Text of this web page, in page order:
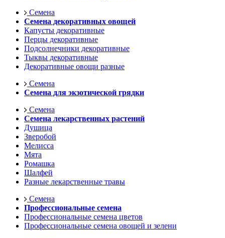
Семена
Семена декоративных овощей
Капусты декоративные
Перцы декоративные
Подсолнечники декоративные
Тыквы декоративные
Декоративные овощи разные
Семена
Семена для экзотической грядки
Семена
Семена лекарственных растений
Душица
Зверобой
Мелисса
Мята
Ромашка
Шалфей
Разные лекарственные травы
Семена
Профессиональные семена
Профессиональные семена цветов
Профессиональные семена овощей и зелени